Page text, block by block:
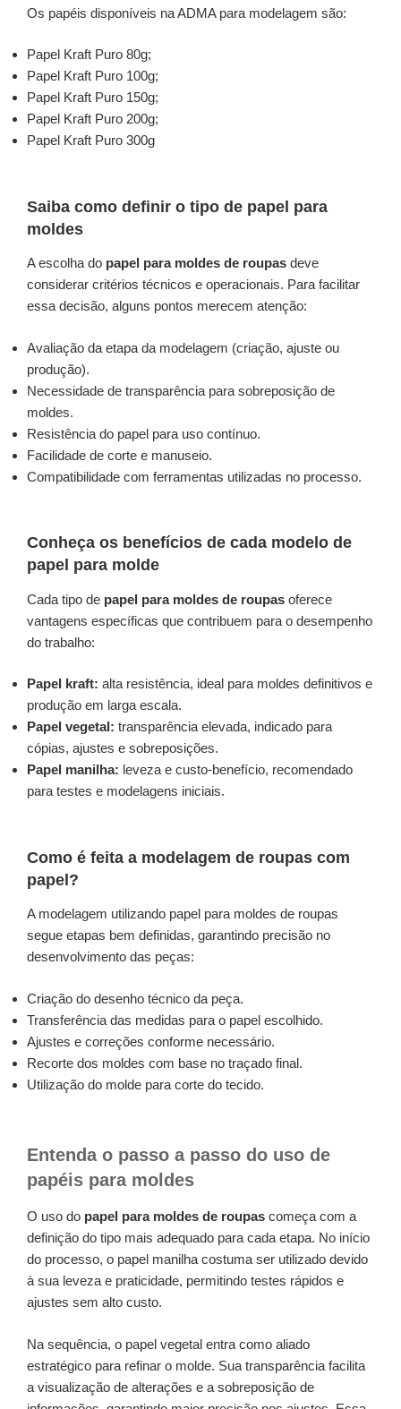
Os papéis disponíveis na ADMA para modelagem são:
Papel Kraft Puro 80g;
Papel Kraft Puro 100g;
Papel Kraft Puro 150g;
Papel Kraft Puro 200g;
Papel Kraft Puro 300g
Saiba como definir o tipo de papel para
moldes
A escolha do papel para moldes de roupas deve
considerar critérios técnicos e operacionais. Para facilitar
essa decisão, alguns pontos merecem atenção:
Avaliação da etapa da modelagem (criação, ajuste ou
produção).
Necessidade de transparência para sobreposição de
moldes.
Resistência do papel para uso contínuo.
Facilidade de corte e manuseio.
Compatibilidade com ferramentas utilizadas no processo.
Conheça os benefícios de cada modelo de
papel para molde
Cada tipo de papel para moldes de roupas oferece
vantagens específicas que contribuem para o desempenho
do trabalho:
Papel kraft: alta resistência, ideal para moldes definitivos e
produção em larga escala.
Papel vegetal: transparência elevada, indicado para
cópias, ajustes e sobreposições.
Papel manilha: leveza e custo-benefício, recomendado
para testes e modelagens iniciais.
Como é feita a modelagem de roupas com
papel?
A modelagem utilizando papel para moldes de roupas
segue etapas bem definidas, garantindo precisão no
desenvolvimento das peças:
Criação do desenho técnico da peça.
Transferência das medidas para o papel escolhido.
Ajustes e correções conforme necessário.
Recorte dos moldes com base no traçado final.
Utilização do molde para corte do tecido.
Entenda o passo a passo do uso de
papéis para moldes
O uso do papel para moldes de roupas começa com a
definição do tipo mais adequado para cada etapa. No início
do processo, o papel manilha costuma ser utilizado devido
à sua leveza e praticidade, permitindo testes rápidos e
ajustes sem alto custo.
Na sequência, o papel vegetal entra como aliado
estratégico para refinar o molde. Sua transparência facilita
a visualização de alterações e a sobreposição de